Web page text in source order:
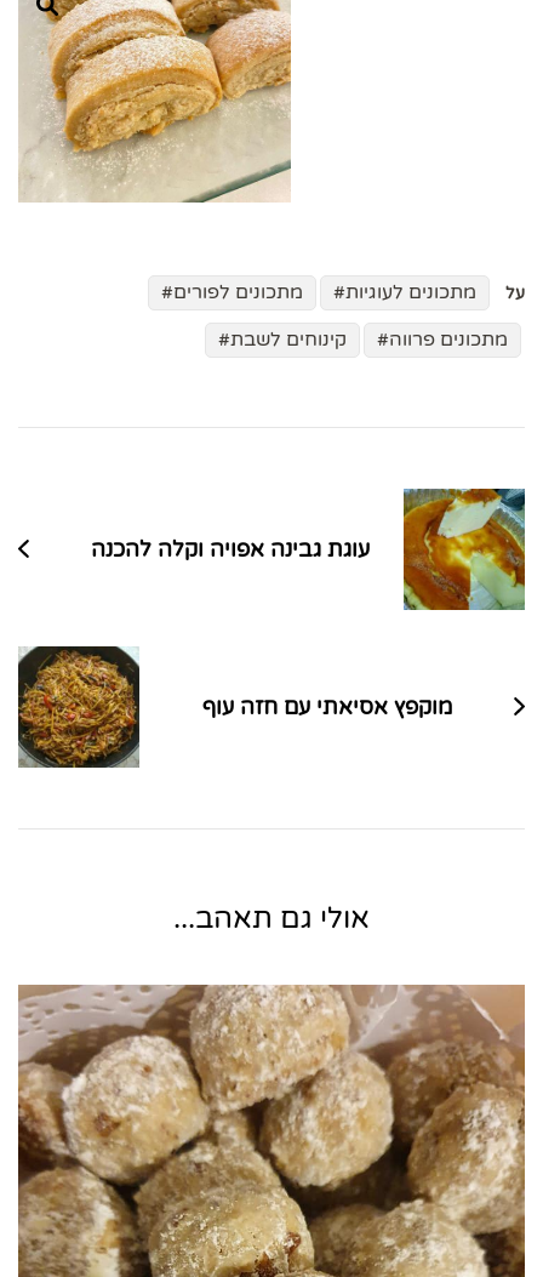
על מתכונים לעוגיות
מתכונים לפורים
מתכונים פרווה
קינוחים לשבת
בפוסטים
עוגת גבינה אפויה וקלה להכנה
מוקפץ אסיאתי עם חזה עוף
אולי גם תאהב...